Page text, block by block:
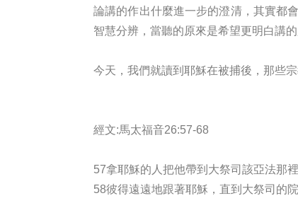
論講的作出什麼進一步的澄清，其實都
智慧分辨，當聽的原來是希望更明白講
今天，我們就讀到耶穌在被捕後，那些
經文:馬太福音26:57-68
57拿耶穌的人把他帶到大祭司該亞法那
58彼得遠遠地跟著耶穌，直到大祭司的